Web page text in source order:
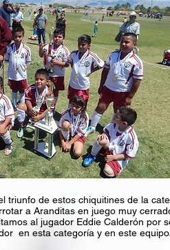
triunfo de estos chiquitines de la
a Aranditas en juego muy
al jugador Eddie Calderón por
en esta categoría y en este